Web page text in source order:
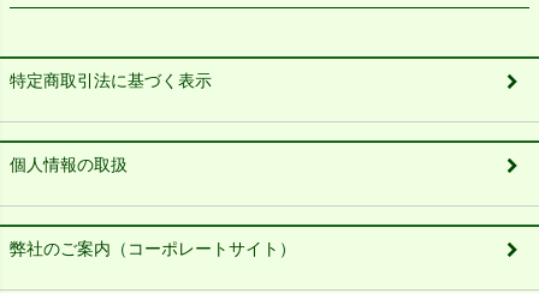
特定商取引法に基づく表示
個人情報の取扱
弊社のご案内（コーポレートサイト）